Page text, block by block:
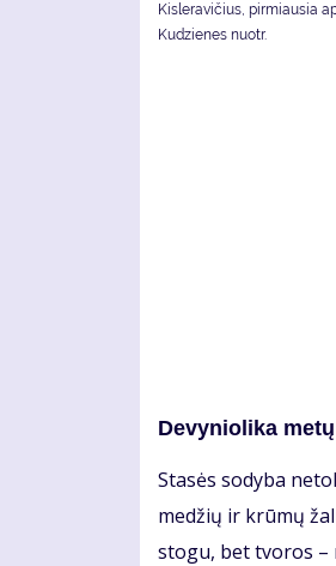
Kisleravičius, pirmiausia
Kudzienes nuotr.
De­vy­nio­li­ka
Sta­sės so­dy­ba
me­džių ir krū­mų
sto­gu, bet tvo­ros –